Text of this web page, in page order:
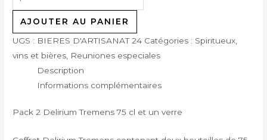
AJOUTER AU PANIER
UGS : BIERES D'ARTISANAT 24 Catégories : Spiritueux,
vins et bières Reuniones especiales
Description
Informations complémentaires
Pack 2 Delirium Tremens 75 cl et un verre